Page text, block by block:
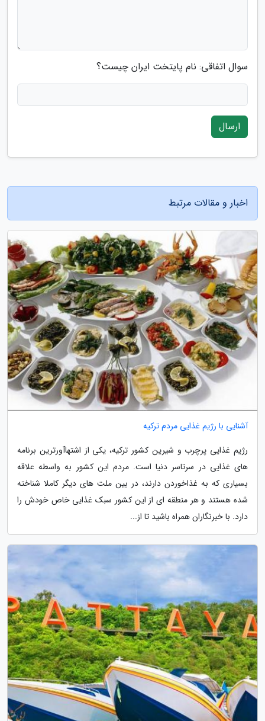
سوال اتفاقی: نام پایتخت ایران چیست؟
ارسال
اخبار و مقالات مرتبط
آشنایی با رژیم غذایی مردم ترکیه
رژیم غذایی پرچرب و شیرین کشور ترکیه، یکی از اشتهاآورترین برنامه
های غذایی در سرتاسر دنیا است. مردم این کشور به واسطه علاقه
بسیاری که به غذاخوردن دارند، در بین ملت های دیگر کاملا شناخته
شده هستند و هر منطقه ای از این کشور سبک غذایی خاص خودش را
دارد. با خبرنگاران همراه باشید تا از...